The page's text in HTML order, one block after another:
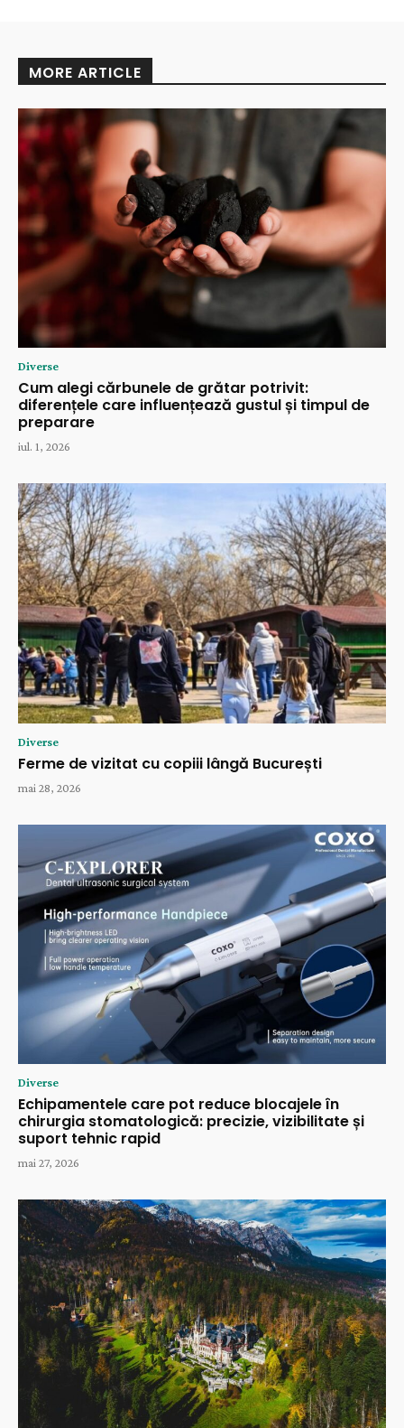
MORE ARTICLE
Diverse
Cum alegi cărbunele de grătar potrivit:
diferențele care influențează gustul și timpul de
preparare
iul. 1, 2026
Diverse
Ferme de vizitat cu copiii lângă București
mai 28, 2026
Diverse
Echipamentele care pot reduce blocajele în
chirurgia stomatologică: precizie, vizibilitate și
suport tehnic rapid
mai 27, 2026